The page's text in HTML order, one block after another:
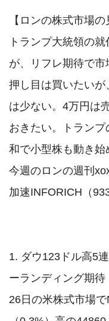
【ロンの株式市場の
トランプ大統領の
が、リフレ期待で
押し目は買いたい
は少ない。4万円は
おきたい。トラン
和で小型株も動き始
今週のロンの週刊
加速INFORICH（
1. ダウ123ドル高5
ーランディング期待
26日の米株式市場